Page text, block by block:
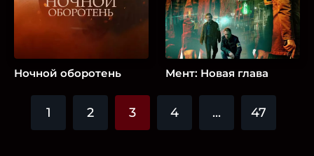
Ночной оборотень Мент: Новая глава
1 2 3 4 ... 47